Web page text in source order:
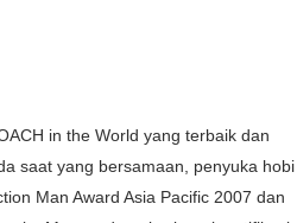
in the World yang terbaik dan
saat yang bersamaan, penyuka hobi
Man Award Asia Pacific 2007 dan